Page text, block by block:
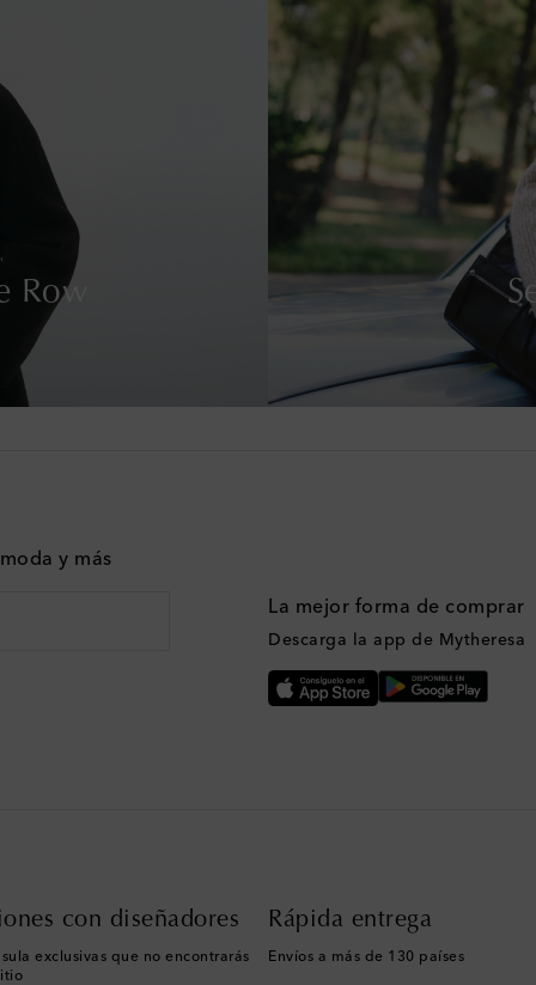
Row
y más
La mejor forma de comprar
Descarga la app de Mytheresa
con diseñadores
exclusivas que no encontrarás
Rápida entrega
Envíos a más de 130 países